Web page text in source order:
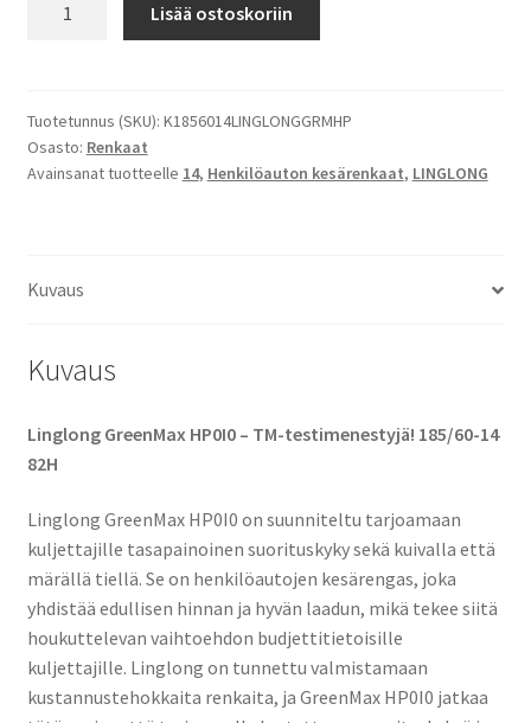
GreenMax
HP0I0
määrä
Lisää ostoskoriin
Tuotetunnus (SKU): K1856014LINGLONGGRMHP
Osasto: Renkaat
Avainsanat tuotteelle 14, Henkilöauton kesärenkaat, LINGLONG
Kuvaus
Kuvaus
Linglong GreenMax HP0I0 – TM-testimenestyjä! 185/60-14
82H
Linglong GreenMax HP0I0 on suunniteltu tarjoamaan
kuljettajille tasapainoinen suorituskyky sekä kuivalla että
märällä tiellä. Se on henkilöautojen kesärengas, joka
yhdistää edullisen hinnan ja hyvän laadun, mikä tekee siitä
houkuttelevan vaihtoehdon budjettitietoisille
kuljettajille. Linglong on tunnettu valmistamaan
kustannustehokkaita renkaita, ja GreenMax HP0I0 jatkaa